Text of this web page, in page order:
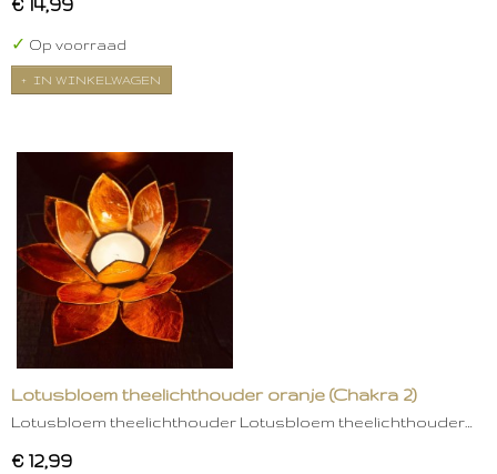
✓ Op voorraad
IN WINKELWAGEN
Lotusbloem theelichthouder oranje (Chakra 2)
Lotusbloem theelichthouder Lotusbloem theelichthouder…
€ 12,99